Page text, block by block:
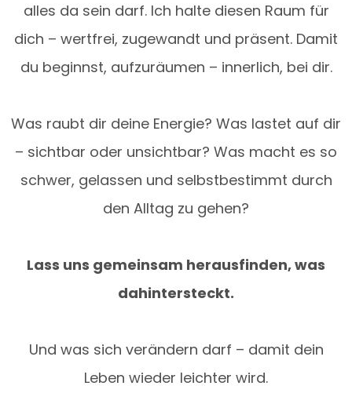
alles da sein darf. Ich halte diesen Raum für
dich – wertfrei, zugewandt und präsent. Damit
du beginnst, aufzuräumen – innerlich, bei dir.
Was raubt dir deine Energie? Was lastet auf dir
– sichtbar oder unsichtbar? Was macht es so
schwer, gelassen und selbstbestimmt durch
den Alltag zu gehen?
Lass uns gemeinsam herausfinden, was
dahintersteckt.
Und was sich verändern darf – damit dein
Leben wieder leichter wird.